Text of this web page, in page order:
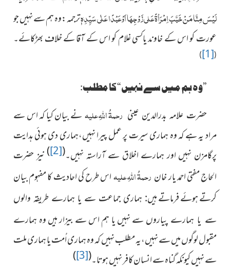
لَیْسَ مِنَّا مَنْ خَبَّبَ اِمْرَأۃً عَلی زَوْجِہَا اَوْعَبْدًا عَلٰی سَیِّدِہٖترجمہ :وہ ہم سے نہیں جو
عورت کو اس کے خاوند یاکسی غلام کو اس کے آقا کے خلاف بھڑکائے۔
(
[1]
)
”وہ ہم میں سے نہیں“کا مطلب:
حضرت علامہ بدرالدین عینی رحمۃُ اللہِ علیہنے بیان کیا کہ اس سے
مراد یہ ہے کہ وہ ہماری سیرت پر عمل پیرا نہیں،ہماری دی ہوئی ہدایت
پرگامزن نہیں اور ہمارے اخلاق سے آراستہ نہیں۔(
[2]
)نیز حضرت
الحاج مفتی احمد یار خانرحمۃُ اللہِ علیہاس طرح کی احادیث کا مفہوم بیان
کرتے ہوئے فرماتےہیں: ہماری جماعت سے یا ہمارے طریقہ والوں
سے یا ہمارے پیاروںسے نہیں یا ہم اس سے بیزار ہیں وہ ہمارے
مقبول لوگوں میں سے نہیں،یہ مطلب نہیں کہ وہ ہماری اُمت یا ہماری ملت
سے نہیں کیونکہ گناہ سے انسان کافر نہیں ہوتا۔(
[3]
)